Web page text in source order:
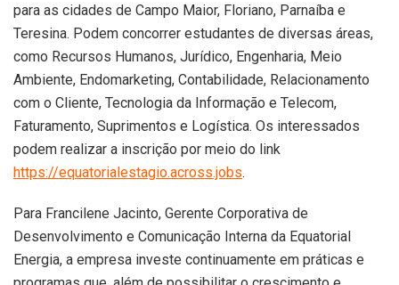
para as cidades de Campo Maior, Floriano, Parnaíba e
Teresina. Podem concorrer estudantes de diversas áreas,
como Recursos Humanos, Jurídico, Engenharia, Meio
Ambiente, Endomarketing, Contabilidade, Relacionamento
com o Cliente, Tecnologia da Informação e Telecom,
Faturamento, Suprimentos e Logística. Os interessados
podem realizar a inscrição por meio do link
https://equatorialestagio.across.jobs.
Para Francilene Jacinto, Gerente Corporativa de
Desenvolvimento e Comunicação Interna da Equatorial
Energia, a empresa investe continuamente em práticas e